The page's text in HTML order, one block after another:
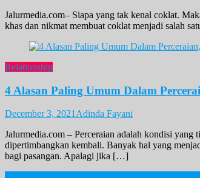
Jalurmedia.com– Siapa yang tak kenal coklat.
khas dan nikmat membuat coklat menjadi salah
Relationship
4 Alasan Paling Umum Dalam
December 3, 2021 Adinda Fayani
Jalurmedia.com – Perceraian adalah kondisi
dipertimbangkan kembali. Banyak hal yang
bagi pasangan. Apalagi jika […]